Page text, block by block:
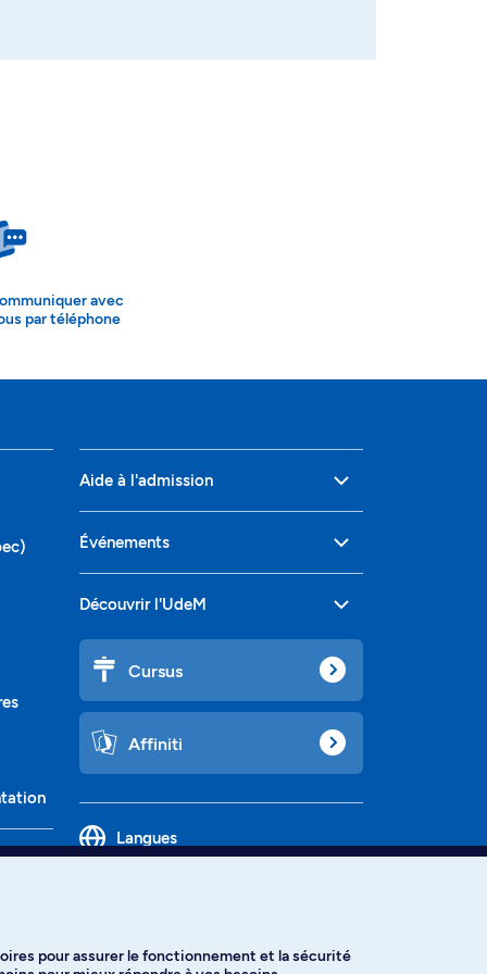
avec
par téléphone
Aide à l'admission
Événements
Découvrir l'UdeM
Cursus
Affiniti
Langues
pour assurer le fonctionnement et la sécurité